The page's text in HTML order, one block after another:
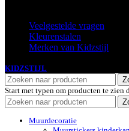
Veelgestelde vragen
Kleurenstalen
Merken van Kidzstijl
KIDZSTIJL
Start met typen om producten te zien
Muurdecoratie